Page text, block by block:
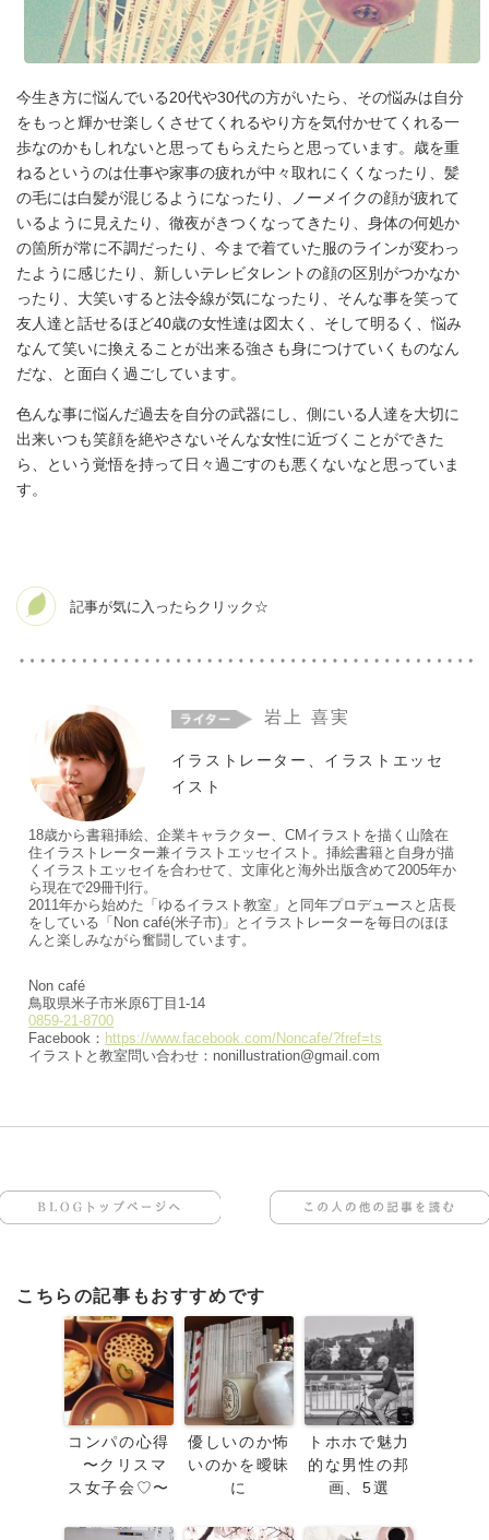
今生き方に悩んでいる20代や30代の方がいたら、その悩みは自分
をもっと輝かせ楽しくさせてくれるやり方を気付かせてくれる一
歩なのかもしれないと思ってもらえたらと思っています。歳を重
ねるというのは仕事や家事の疲れが中々取れにくくなったり、髪
の毛には白髪が混じるようになったり、ノーメイクの顔が疲れて
いるように見えたり、徹夜がきつくなってきたり、身体の何処か
の箇所が常に不調だったり、今まで着ていた服のラインが変わっ
たように感じたり、新しいテレビタレントの顔の区別がつかなか
ったり、大笑いすると法令線が気になったり、そんな事を笑って
友人達と話せるほど40歳の女性達は図太く、そして明るく、悩み
なんて笑いに換えることが出来る強さも身につけていくものなん
だな、と面白く過ごしています。
色んな事に悩んだ過去を自分の武器にし、側にいる人達を大切に
出来いつも笑顔を絶やさないそんな女性に近づくことができた
ら、という覚悟を持って日々過ごすのも悪くないなと思っていま
す。
岩上 喜実
イラストレーター、イラストエッセ
イスト
18歳から書籍挿絵、企業キャラクター、CMイラストを描く山陰在
住イラストレーター兼イラストエッセイスト。挿絵書籍と自身が描
くイラストエッセイを合わせて、文庫化と海外出版含めて2005年か
ら現在で29冊刊行。
2011年から始めた「ゆるイラスト教室」と同年プロデュースと店長
をしている「Non café(米子市)」とイラストレーターを毎日のほほ
んと楽しみながら奮闘しています。
Non café
鳥取県米子市米原6丁目1-14
0859-21-8700
Facebook： https://www.facebook.com/Noncafe/?fref=ts
イラストと教室問い合わせ：nonillustration@gmail.com
BLOGトップページへ この人の他の記事を読む
こちらの記事もおすすめです
コンパの心得
〜クリスマ
ス女子会♡〜
優しいのか怖
いのかを曖昧
に
トホホで魅力
的な男性の邦
画、5選